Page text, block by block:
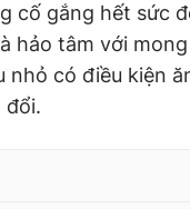
cố gắng hết sức
hảo tâm với
nhỏ có điều kiện
đổi.